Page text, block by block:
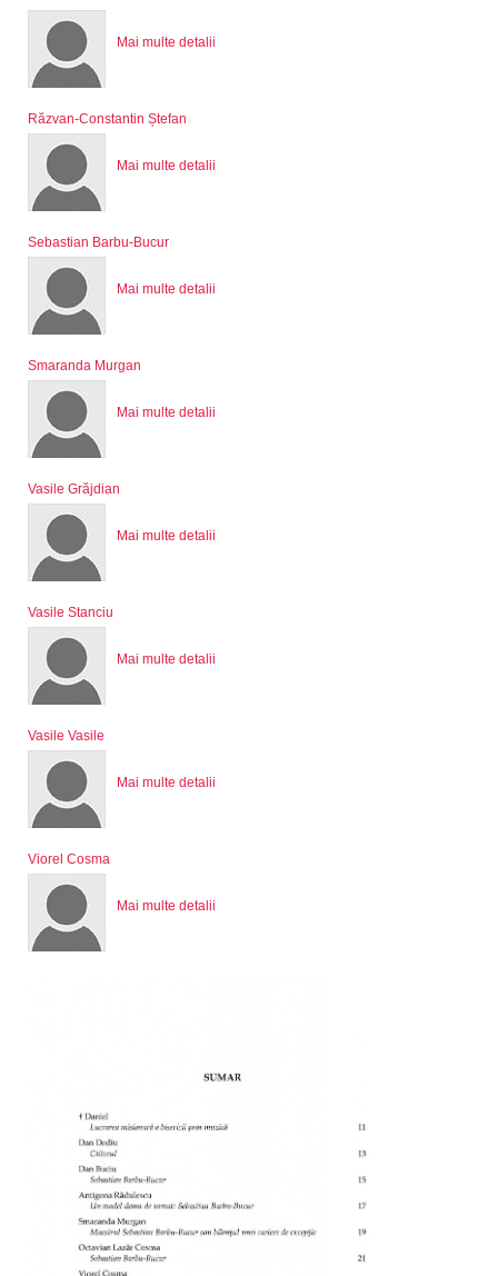
Mai multe detalii
Răzvan-Constantin Ștefan
Mai multe detalii
Sebastian Barbu-Bucur
Mai multe detalii
Smaranda Murgan
Mai multe detalii
Vasile Grăjdian
Mai multe detalii
Vasile Stanciu
Mai multe detalii
Vasile Vasile
Mai multe detalii
Viorel Cosma
Mai multe detalii